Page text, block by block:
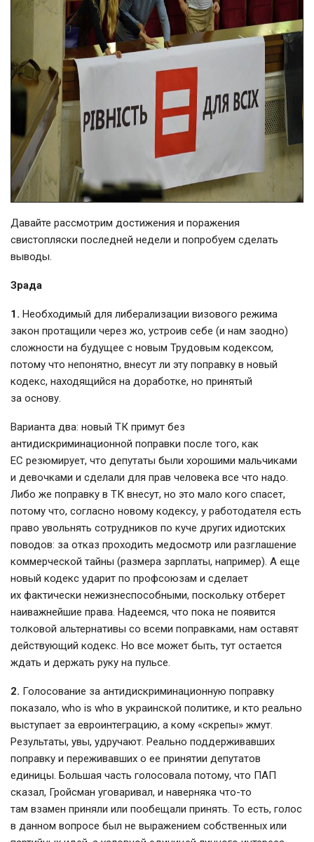
Давайте рассмотрим достижения и поражения
свистопляски последней недели и попробуем сделать
выводы.
Зрада
1. Необходимый для либерализации визового режима
закон протащили через жо, устроив себе (и нам заодно)
сложности на будущее с новым Трудовым кодексом,
потому что непонятно, внесут ли эту поправку в новый
кодекс, находящийся на доработке, но принятый
за основу.
Варианта два: новый ТК примут без
антидискриминационной поправки после того, как
ЕС резюмирует, что депутаты были хорошими мальчиками
и девочками и сделали для прав человека все что надо.
Либо же поправку в ТК внесут, но это мало кого спасет,
потому что, согласно новому кодексу, у работодателя есть
право увольнять сотрудников по куче других идиотских
поводов: за отказ проходить медосмотр или разглашение
коммерческой тайны (размера зарплаты, например). А еще
новый кодекс ударит по профсоюзам и сделает
их фактически нежизнеспособными, поскольку отберет
наиважнейшие права. Надеемся, что пока не появится
толковой альтернативы со всеми поправками, нам оставят
действующий кодекс. Но все может быть, тут остается
ждать и держать руку на пульсе.
2. Голосование за антидискриминационную поправку
показало, who is who в украинской политике, и кто реально
выступает за евроинтеграцию, а кому «скрепы» жмут.
Результаты, увы, удручают. Реально поддерживавших
поправку и переживавших о ее принятии депутатов
единицы. Большая часть голосовала потому, что ПАП
сказал, Гройсман уговаривал, и наверняка что-то
там взамен приняли или пообещали принять. То есть, голос
в данном вопросе был не выражением собственных или